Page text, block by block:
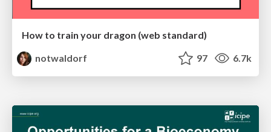
How to train your dragon (web standard)
notwaldorf
97 6.7k